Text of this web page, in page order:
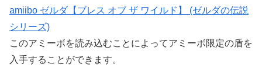
amiibo ゼルダ【ブレス オブ ザ ワイルド】 (ゼルダの伝説
シリーズ)
このアミーボを読み込むことによってアミーボ限定の盾を
入手することができます。